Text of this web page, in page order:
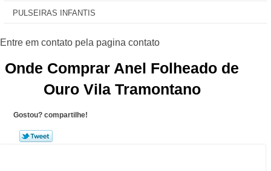
PULSEIRAS INFANTIS
Onde Comprar Anel Folheado de
Ouro Vila Tramontano
Gostou? compartilhe!